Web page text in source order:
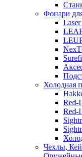
Фонари
Холодная
Red-I
Чехлы,